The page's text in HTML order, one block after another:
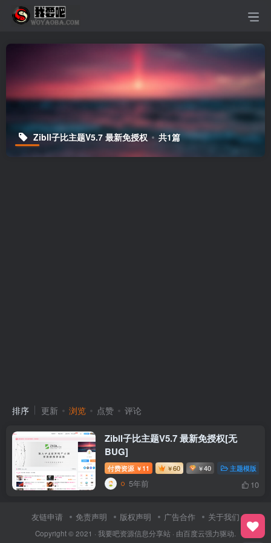
Zibll子比主题V5.7 最新免授权 共1篇
排序 更新 浏览 点赞 评论
Zibll子比主题V5.7 最新免授权[无
BUG]
付费资源 ￥ 11 ￥60 ￥40 主题模版
5年前 10
友链申请 免责声明 版权声明 广告合作 关于我们
Copyright © 2021 · 我要吧资源信息分享站 · 由百度云强力驱动.